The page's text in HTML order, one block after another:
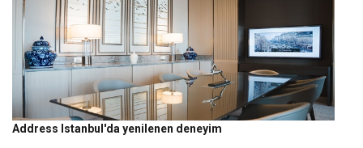
Address Istanbul'da yenilenen deneyim